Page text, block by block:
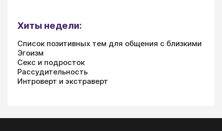
Хиты недели:
Список позитивных тем для общения с близкими
Эгоизм
Секс и подросток
Рассудительность
Интроверт и экстраверт